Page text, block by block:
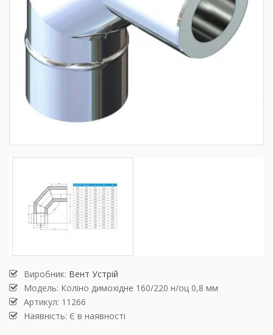
Виробник: Вент Устрій
Модель: Коліно димохідне 160/220 н/оц 0,8 мм
Артикул: 11266
Наявність: Є в наявності